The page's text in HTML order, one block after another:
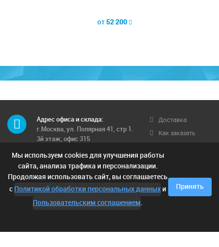
от52 200
Адрес офиса и склада:
г.Москва, ул. Полярная 41, стр 1.
3й этаж, офис 315
Телефон многоканальный:
8 (495) 662-71-12
8 (925) 249-00-15; 8 (903) 682-42-
05;
Доставка
Как заказать
Условия
доставки
Отзывы
Мы используем cookies для улучшения работы
сайта, анализа трафика и персонализации.
Продолжая использовать сайт, вы соглашаетесь
с Политикой обработки персональных данныхи
Пользовательским соглашением.
Принять